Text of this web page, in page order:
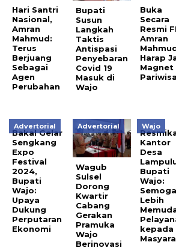
Hari Santri
Nasional,
Amran
Mahmud:
Terus
Berjuang
Sebagai
Agen
Perubahan
Bupati
Susun
Langkah
Taktis
Antispasi
Penyebaran
Covid 19
Masuk di
Wajo
Buka
Secara
Resmi
Amran
Harap
Magnet
Advertorial
Bakal Gelar
Sengkang
Expo
Festival
2024,
Bupati
Wajo:
Upaya
Dukung
Perputaran
Ekonomi
Advertorial
Wagub
Sulsel
Dorong
Kwartir
Cabang
Gerakan
Pramuka
Wajo
Berinovasi
Wajo
Kantor
Desa
Bupati
Wajo:
Semoga
Lebih
kepada